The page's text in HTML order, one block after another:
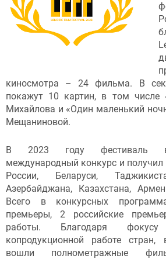
киносмотра – 24 фильма. В
покажут 10 картин, в том числе
Михайлова и «Один маленький
Мещаниновой.
В 2023 году фестиваль
международный конкурс и получил
России, Беларуси,
Азербайджана, Казахстана,
Всего в конкурсных
премьеры, 2 российские
работы. Благодаря
копродукционной работе стран,
вошли полнометражные